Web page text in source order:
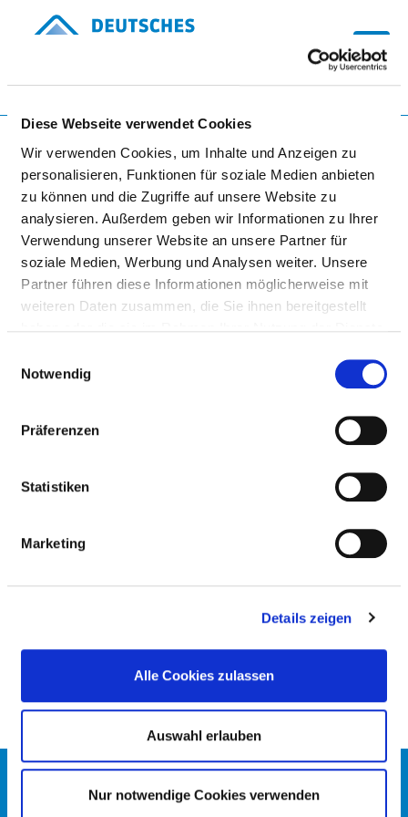
Diese Webseite verwendet Cookies
Wir verwenden Cookies, um Inhalte und Anzeigen zu
personalisieren, Funktionen für soziale Medien anbieten
zu können und die Zugriffe auf unsere Website zu
analysieren. Außerdem geben wir Informationen zu Ihrer
Verwendung unserer Website an unsere Partner für
soziale Medien, Werbung und Analysen weiter. Unsere
Partner führen diese Informationen möglicherweise mit
weiteren Daten zusammen, die Sie ihnen bereitgestellt
Notwendig
Präferenzen
Statistiken
Marketing
Details zeigen
Alle Cookies zulassen
Auswahl erlauben
Nur notwendige Cookies verwenden
Startseite der Fachabteilung
SÄCHSISCHES KRANKENHAUS
ARNSDORF
KINDER- UND JUGENDPSYCHIATRIE
UND - PSYCHOTHERAPIE
PFLEGERISCHE FACHEXPERTISE
Psychotherapie (PQ10)
Leitung einer Station / eines Bereiches (PQ05)
Deeskalationstraining (ZP24)
IMPRESSUM